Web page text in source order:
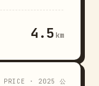
4.5 km
PRICE · 2025 公